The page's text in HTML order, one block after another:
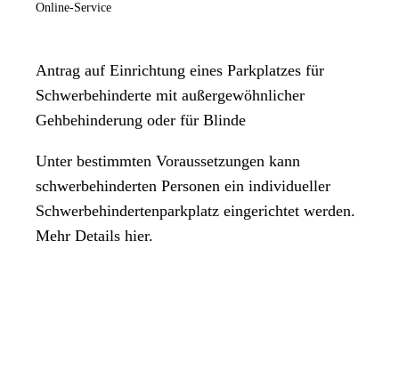
Online-Service
Antrag auf Einrichtung eines Parkplatzes für
Schwerbehinderte mit außergewöhnlicher
Gehbehinderung oder für Blinde
Unter bestimmten Voraussetzungen kann
schwerbehinderten Personen ein individueller
Schwerbehindertenparkplatz eingerichtet werden.
Mehr Details hier.